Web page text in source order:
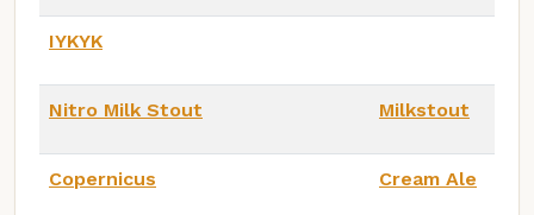
IYKYK
Nitro Milk Stout Milkstout
Copernicus Cream Ale